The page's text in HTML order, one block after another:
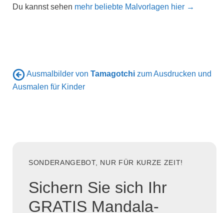
Du kannst sehen mehr beliebte Malvorlagen hier →
Ausmalbilder von Tamagotchi zum Ausdrucken und
Ausmalen für Kinder
SONDERANGEBOT, NUR FÜR KURZE ZEIT!
Sichern Sie sich Ihr
GRATIS Mandala-